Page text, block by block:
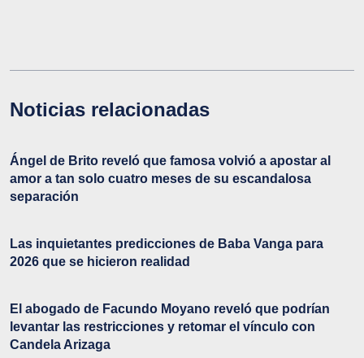
Noticias relacionadas
Ángel de Brito reveló que famosa volvió a apostar al
amor a tan solo cuatro meses de su escandalosa
separación
Las inquietantes predicciones de Baba Vanga para
2026 que se hicieron realidad
El abogado de Facundo Moyano reveló que podrían
levantar las restricciones y retomar el vínculo con
Candela Arizaga